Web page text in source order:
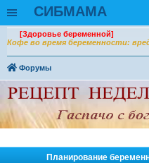
СИБМАМА
[Здоровье беременной]
Кофе во время беременности:
Форумы
Планирование